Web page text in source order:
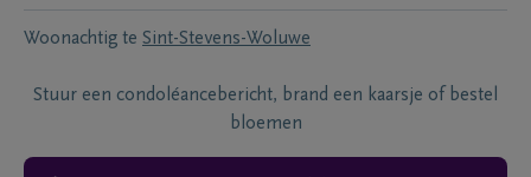
Woonachtig te Sint-Stevens-Woluwe
Stuur een condoléancebericht, brand een kaarsje of bestel
bloemen